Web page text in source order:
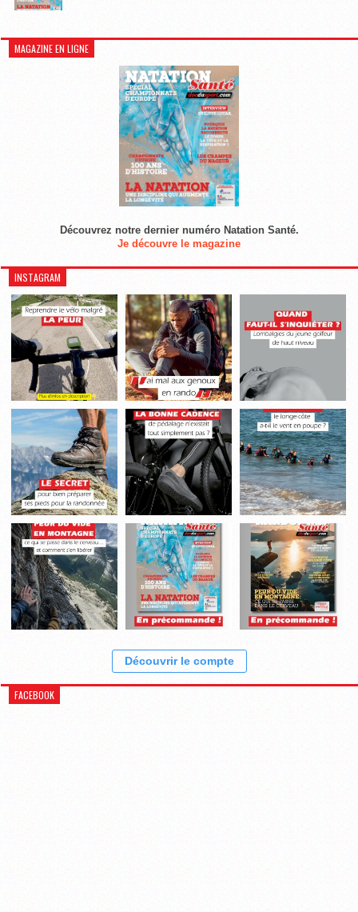
MAGAZINE EN LIGNE
Découvrez notre dernier numéro Natation Santé.
Je découvre le magazine
INSTAGRAM
Découvrir le compte
FACEBOOK